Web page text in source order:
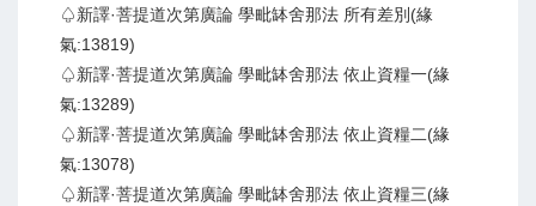
♤新譯·菩提道次第廣論 學毗缽舍那法 所有差別(緣
氣:13819)
♤新譯·菩提道次第廣論 學毗缽舍那法 依止資糧一(緣
氣:13289)
♤新譯·菩提道次第廣論 學毗缽舍那法 依止資糧二(緣
氣:13078)
♤新譯·菩提道次第廣論 學毗缽舍那法 依止資糧三(緣